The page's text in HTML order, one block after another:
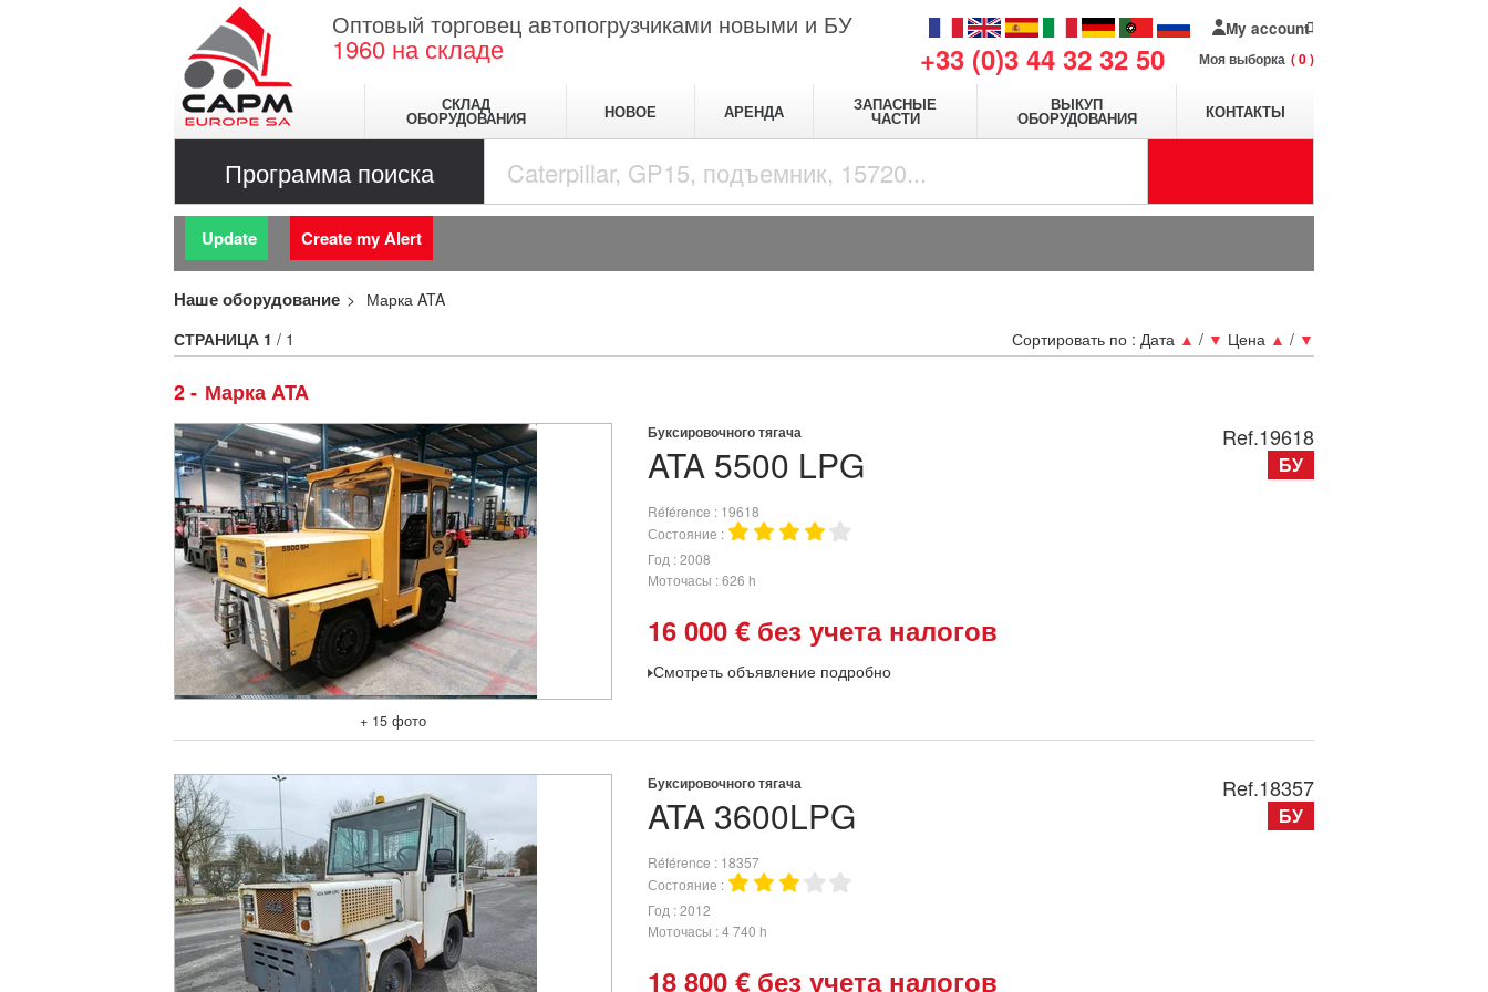
Оптовый торговец автопогрузчиками новыми и БУ
1960 на складе +33 (0)3 44 32 32 50
My account
Моя выборка 0
СКЛАД
ОБОРУДОВАНИЯ НОВОЕ АРЕНДА ЗАПАСНЫЕ
ЧАСТИ
ВЫКУП
ОБОРУДОВАНИЯ КОНТАКТЫ
Программа поиска
Update Create my Alert
Наше оборудование Марка ATA
2 Марка ATA
Сортировать по : Дата ▲ / ▼ Цена ▲ / ▼
СТРАНИЦА 1 / 1
+ 15 фото
ATA 5500 LPG
Буксировочного тягача
Référence
19618
Состояние
Год 2008
Моточасы 626 h
16 000 € без учета налогов
Смотреть объявление подробно
Ref.19618
БУ
ATA 3600LPG
Буксировочного тягача
Référence
18357
Состояние
Год 2012
Моточасы 4 740 h
18 800 € без учета налогов
Ref.18357
БУ